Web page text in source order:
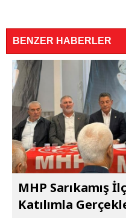
BENZER HABERLER
MHP Sarıkamış
Katılımla